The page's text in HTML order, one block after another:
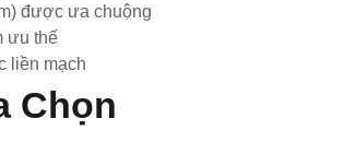
được ưa chuộng
ưu thế
liền mạch
Chọn